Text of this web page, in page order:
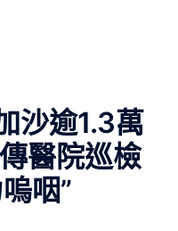
沙逾1.3萬
醫院巡檢
咽”